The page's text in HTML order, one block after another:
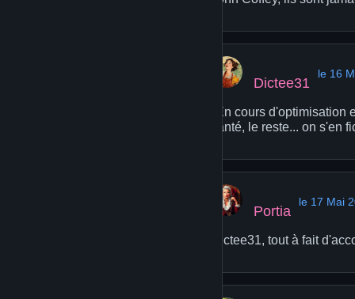
Dictee31
le 16
"En cours
santé, le reste... on s'en
Portia
le 17 Mai
Dictee31, tout à fait